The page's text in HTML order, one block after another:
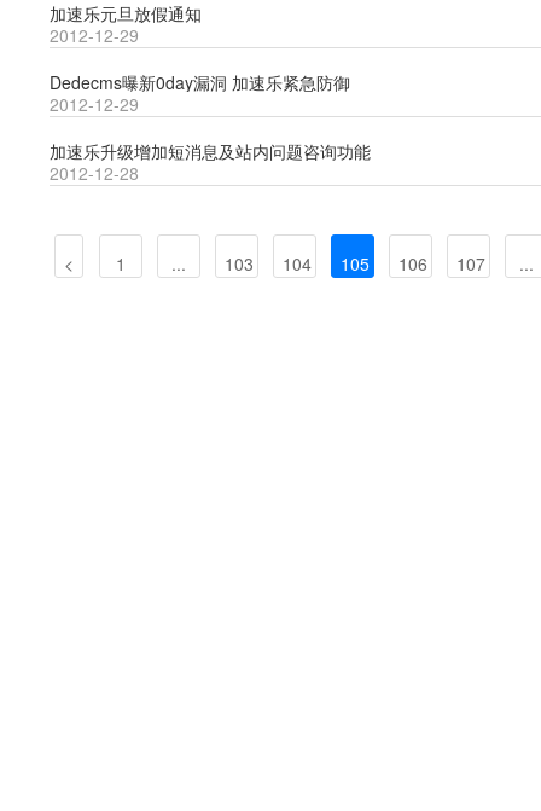
加速乐元旦放假通知
2012-12-29
Dedecms曝新0day漏洞 加速乐紧急防御
2012-12-29
加速乐升级增加短消息及站内问题咨询功能
2012-12-28
< 1 ... 103 104 105 106 107 ...